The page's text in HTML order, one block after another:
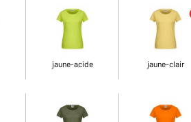
jaune-acide jaune-clair